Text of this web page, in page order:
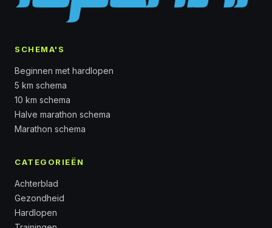
SCHEMA'S
Beginnen met hardlopen
5 km schema
10 km schema
Halve marathon schema
Marathon schema
CATEGORIEËN
Achterblad
Gezondheid
Hardlopen